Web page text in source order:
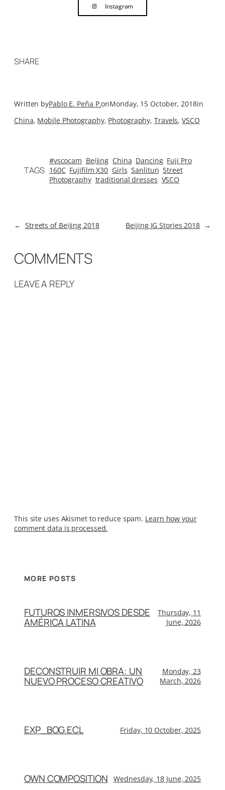
Instagram
SHARE
Written byPablo E. Peña P.onMonday, 15 October, 2018in
China, Mobile Photography, Photography, Travels, VSCO
TAGS
#vscocam Beijing China Dancing Fuji Pro
160C Fujifilm X30 Girls Sanlitun Street
Photography traditional dresses VSCO
← Streets of Beijing 2018 Beijing IG Stories 2018 →
COMMENTS
LEAVE A REPLY
This site uses Akismet to reduce spam. Learn how your
comment data is processed.
MORE POSTS
FUTUROS INMERSIVOS DESDE
AMÉRICA LATINA
Thursday, 11
June, 2026
DECONSTRUIR MI OBRA: UN
NUEVO PROCESO CREATIVO
Monday, 23
March, 2026
EXP_BOG.ECL Friday, 10 October, 2025
OWN COMPOSITION Wednesday, 18 June, 2025